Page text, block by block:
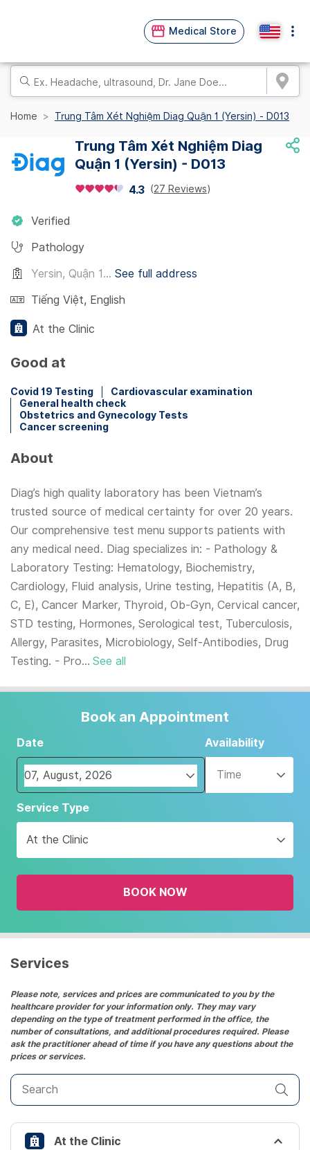
Medical Store
Home Trung Tâm Xét Nghiệm Diag Quận 1 (Yersin) - D013
Trung Tâm Xét Nghiệm Diag
Quận 1 (Yersin) - D013
4.3 (27 Reviews)
Verified
Pathology
Yersin, Quận 1... See full address
Tiếng Việt, English
At the Clinic
Good at
Covid 19 Testing
Cardiovascular examination
General health check
Obstetrics and Gynecology Tests
Cancer screening
About
Diag’s high quality laboratory has been Vietnam’s
trusted source of medical certainty for over 20 years.
Our comprehensive test menu supports patients with
any medical need. Diag specializes in: - Pathology &
Laboratory Testing: Hematology, Biochemistry,
Cardiology, Fluid analysis, Urine testing, Hepatitis (A, B,
C, E), Cancer Marker, Thyroid, Ob-Gyn, Cervical cancer,
STD testing, Hormones, Serological test, Tuberculosis,
Allergy, Parasites, Microbiology, Self-Antibodies, Drug
Testing. - Pro... See all
Book an Appointment
Date
Navigate
forward
interact
with
the
and
date.
the
question
mark
key
to
get
the
keyboard
shortcuts
for
Availability
Time
Service Type
At the Clinic
BOOK NOW
Services
Please note, services and prices are communicated to you by the
healthcare provider for your information only. They may vary
depending on the type of treatment performed in the office, the
number of consultations, and additional procedures required. Please
ask the practitioner ahead of time if you have any questions about the
prices or services.
At the Clinic